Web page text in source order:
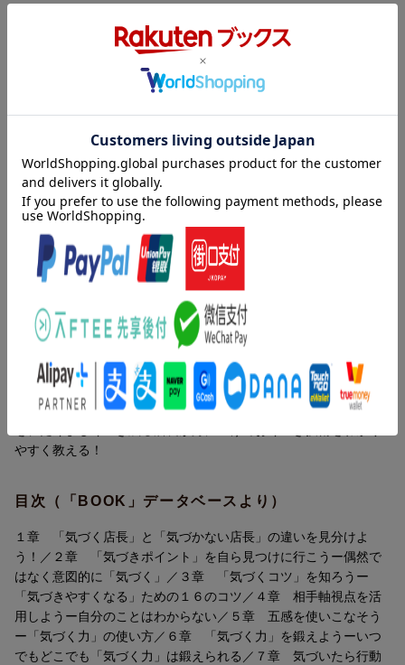
「売上を伸ばす店長」と「売上を下げてしまう店長」の決定的な
違いとは、「気づく力」。
この有無によって、知識も経験も、リーダーシップさえも変わっ
「気づく力」とは、「問題点やチャンスの芽を見極める能力のこ
すべての店長は、任されたお店の売上を伸ばし、利益を増やして
いくために、この「気づく力」を磨き上げていかなくてはならな
い。
店長自身が、この能力を身につけたとき、お店の売上はドンドン
伸びていき、繁盛店になることができる。
アフターコロナの時代を、たくましく生き残る店長が身につけて
おくべき技術をわかりやすく教える！
ーーー --- 著者からのメッセージ --- ---
令和2年の春、世界的な新型コロナウイルスの流行による外出自粛
要請や緊急事態宣言の発令により、飲食業のみならず多くの「店
なり、その結果、かつてない存亡の危機を迎えました。
い日々が続く4月下旬に、最終原稿のチェックをしています。
とは言え、さすがにこれだけの強い刺激があると、世の中って何
かしらの変化が起きます。
きっと、「なくなってしまうもの」もあるでしょう。
しかし、「なくしてはいけないもの」もあるのです。
それは、「実店舗での気持ちのよい体験」です。
そして、「このお店にまた来たいと思う体験」です。
内容紹介（「BOOK」データベースより）
「売上げを伸ばす店長」と「売上げを下げてしまう店長」の決定
的な違いとは、「気づく力」。この有無によって、知識も経験
も、リーダーシップさえも変わってくる！「気づく力」とは、
「問題点やチャンスの芽を見極める能力のこと」。すべての店長
は、任されたお店の売上げを伸ばし、利益を増やしていくため
に、この「気づく力」を磨き上げていかなくてはならない。店長
自身が、この能力を身につけたとき、お店の売上げはドンドン伸
びていき、繁盛店になることができる。アフターコロナの時代
やすく教える！
目次（「BOOK」データベースより）
１章 「気づく店長」と「気づかない店長」の違いを見分けよ
う！／２章 「気づきポイント」を自ら見つけに行こうー偶然で
はなく意図的に「気づく」／３章 「気づくコツ」を知ろうー
「気づきやすくなる」ための１６のコツ／４章 相手軸視点を活
用しようー自分のことはわからない／５章 五感を使いこなそう
ー「気づく力」の使い方／６章 「気づく力」を鍛えようーいつ
でもどこでも「気づく力」は鍛えられる／７章 気づいたら行動